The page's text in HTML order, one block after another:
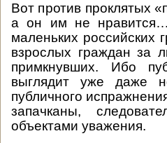
Вот против проклятых
а он им не
маленьких
взрослых граждан за
примкнувших. Ибо
выглядит уже даже
публичного
запачканы,
объектами уважения.